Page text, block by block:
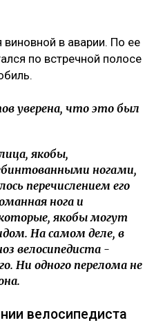
в аварии. По ее
по встречной полосе
уверена, что это был
якобы,
ногами,
перечислением его
нога и
которые, якобы могут
На самом деле, в
велосипедиста -
Ни одного перелома не
велосипедиста